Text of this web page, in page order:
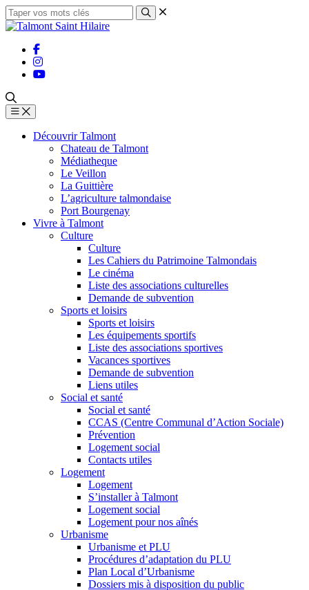
Découvrir Talmont
Chateau de Talmont
Médiatheque
Le Veillon
La Guittière
L’agriculture talmondaise
Port Bourgenay
Vivre à Talmont
Culture
Culture
Les Cahiers du Patrimoine Talmondais
Le cinéma
Liste des associations culturelles
Demande de subvention
Sports et loisirs
Sports et loisirs
Les équipements sportifs
Liste des associations sportives
Vacances sportives
Demande de subvention
Liens utiles
Social et santé
Social et santé
CCAS (Centre Communal d’Action Sociale)
Prévention
Logement social
Contacts utiles
Logement
Logement
S’installer à Talmont
Logement social
Logement pour nos aînés
Urbanisme
Urbanisme et PLU
Procédures d’adaptation du PLU
Plan Local d’Urbanisme
Dossiers mis à disposition du public